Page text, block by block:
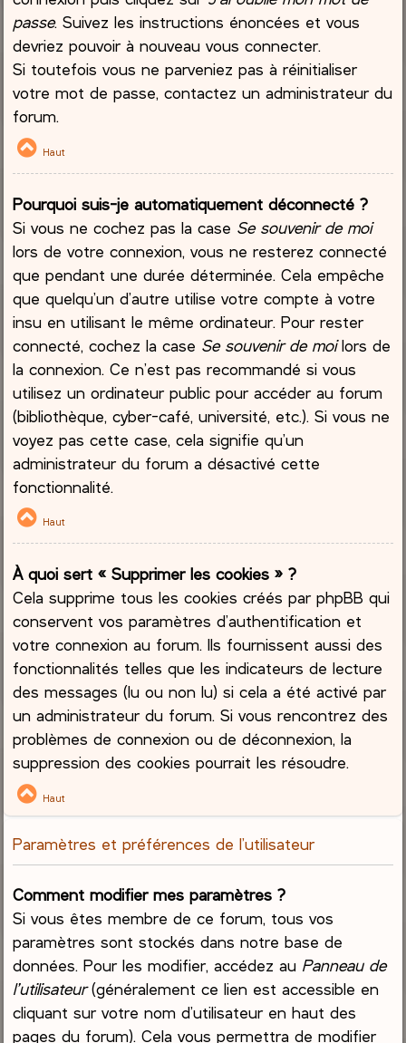
passe. Suivez les instructions énoncées et vous
devriez pouvoir à nouveau vous connecter.
Si toutefois vous ne parveniez pas à réinitialiser
votre mot de passe, contactez un administrateur du
forum.
Haut
Pourquoi suis-je automatiquement déconnecté ?
Si vous ne cochez pas la case Se souvenir de moi
lors de votre connexion, vous ne resterez connecté
que pendant une durée déterminée. Cela empêche
que quelqu’un d’autre utilise votre compte à votre
insu en utilisant le même ordinateur. Pour rester
connecté, cochez la case Se souvenir de moilors de
la connexion. Ce n’est pas recommandé si vous
utilisez un ordinateur public pour accéder au forum
(bibliothèque, cyber-café, université, etc.). Si vous ne
voyez pas cette case, cela signifie qu’un
administrateur du forum a désactivé cette
fonctionnalité.
Haut
À quoi sert « Supprimer les cookies » ?
Cela supprime tous les cookies créés par phpBB qui
conservent vos paramètres d’authentification et
votre connexion au forum. Ils fournissent aussi des
fonctionnalités telles que les indicateurs de lecture
des messages (lu ou non lu) si cela a été activé par
un administrateur du forum. Si vous rencontrez des
problèmes de connexion ou de déconnexion, la
suppression des cookies pourrait les résoudre.
Haut
Paramètres et préférences de l’utilisateur
Comment modifier mes paramètres ?
Si vous êtes membre de ce forum, tous vos
paramètres sont stockés dans notre base de
données. Pour les modifier, accédez au Panneau de
l’utilisateur(généralement ce lien est accessible en
cliquant sur votre nom d’utilisateur en haut des
pages du forum). Cela vous permettra de modifier